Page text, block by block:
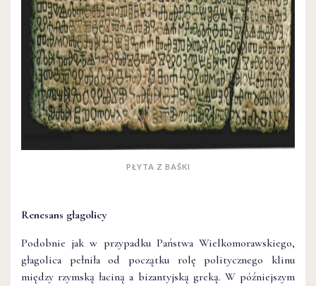
PŁYTA Z BAŠKI
Renesans głagolicy
Podobnie jak w przypadku Państwa Wielkomorawskiego,
głagolica pełniła od początku rolę politycznego klinu
między rzymską łaciną a bizantyjską greką. W późniejszym